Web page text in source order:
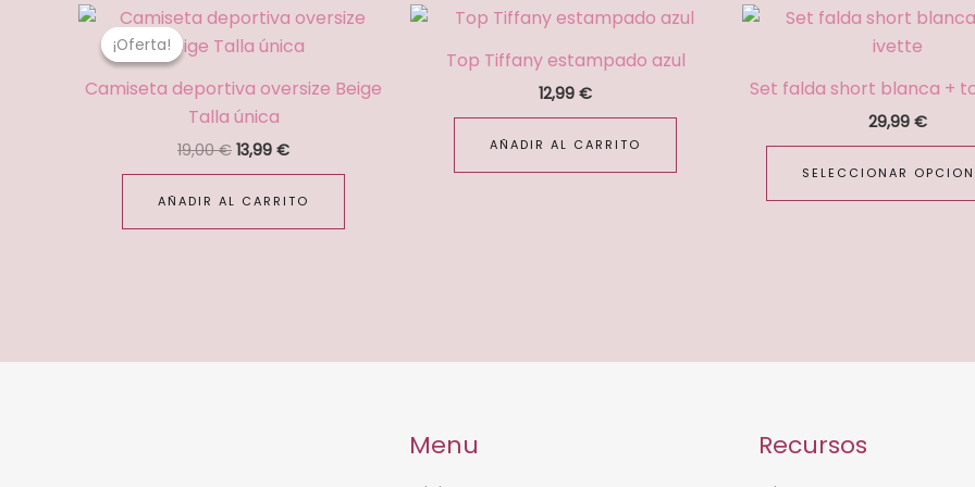
¡Oferta!
¡Oferta!
Camiseta deportiva oversize Beige
Talla única
19,00€
El
precio
original
19,00 €.
13,99 €
El
actual
13,99 €.
AÑADIR AL CARRITO
Top Tiffany estampado azul
12,99 €
AÑADIR AL CARRITO
Set falda short blanca +
29,99 €
SELECCIONAR
Menu Recursos